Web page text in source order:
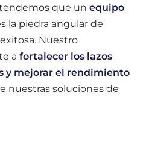
que unequipo
la piedra angular de
Nuestro
afortalecer los lazos
y mejorar el rendimiento
nuestras soluciones de